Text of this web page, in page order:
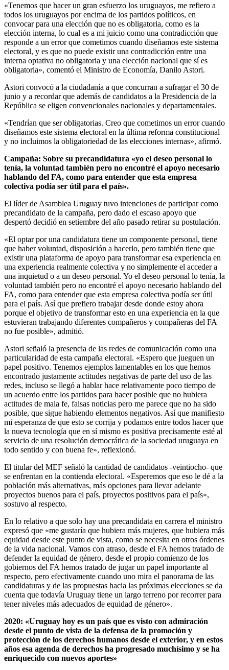
«Tenemos que hacer un gran esfuerzo los uruguayos, me refiero a
todos los uruguayos por encima de los partidos políticos, en
convocar para una elección que no es obligatoria, como es la
elección interna, lo cual es a mi juicio como una contradicción que
responde a un error que cometimos cuando diseñamos este sistema
electoral, y es que no puede existir una contradicción entre una
interna optativa no obligatoria y una elección nacional que sí es
obligatoria», comentó el Ministro de Economía, Danilo Astori.
Astori convocó a la ciudadanía a que concurran a sufragar el 30 de
junio y a recordar que además de candidatos a la Presidencia de la
República se eligen convencionales nacionales y departamentales.
«Tendrían que ser obligatorias. Creo que cometimos un error cuando
diseñamos este sistema electoral en la última reforma constitucional
y no incluimos la obligatoriedad de las elecciones internas», afirmó.
Campaña: Sobre su precandidatura «yo el deseo personal lo
tenía, la voluntad también pero no encontré el apoyo necesario
hablando del FA, como para entender que esta empresa
colectiva podía ser útil para el país».
El líder de Asamblea Uruguay tuvo intenciones de participar como
precandidato de la campaña, pero dado el escaso apoyo que
despertó decidió en setiembre del año pasado retirar su postulación.
«El optar por una candidatura tiene un componente personal, tiene
que haber voluntad, disposición a hacerlo, pero también tiene que
existir una plataforma de apoyo para transformar esa experiencia en
una experiencia realmente colectiva y no simplemente el acceder a
una inquietud o a un deseo personal. Yo el deseo personal lo tenía, la
voluntad también pero no encontré el apoyo necesario hablando del
FA, como para entender que esta empresa colectiva podía ser útil
para el país. Así que prefiero trabajar desde donde estoy ahora
porque el objetivo de transformar esto en una experiencia en la que
estuvieran trabajando diferentes compañeros y compañeras del FA
no fue posible», admitió.
Astori señaló la presencia de las redes de comunicación como una
particularidad de esta campaña electoral. «Espero que jueguen un
papel positivo. Tenemos ejemplos lamentables en los que hemos
encontrado justamente actitudes negativas de parte del uso de las
redes, incluso se llegó a hablar hace relativamente poco tiempo de
un acuerdo entre los partidos para hacer posible que no hubiera
actitudes de mala fe, falsas noticias pero me parece que no ha sido
posible, que sigue habiendo elementos negativos. Así que manifiesto
mi esperanza de que esto se corrija y podamos entre todos hacer que
la nueva tecnología que en sí mismo es positiva precisamente esté al
servicio de una resolución democrática de la sociedad uruguaya en
todo sentido y con buena fe», reflexionó.
El titular del MEF señaló la cantidad de candidatos -veintiocho- que
se enfrentan en la contienda electoral. «Esperemos que eso le dé a la
población más alternativas, más opciones para llevar adelante
proyectos buenos para el país, proyectos positivos para el país»,
sostuvo al respecto.
En lo relativo a que solo hay una precandidata en carrera el ministro
expresó que «me gustaría que hubiera más mujeres, que hubiera más
equidad desde este punto de vista, como se necesita en otros órdenes
de la vida nacional. Vamos con atraso, desde el FA hemos tratado de
defender la equidad de género, desde el propio comienzo de los
gobiernos del FA hemos tratado de jugar un papel importante al
respecto, pero efectivamente cuando uno mira el panorama de las
candidaturas y de las propuestas hacia las próximas elecciones se da
cuenta que todavía Uruguay tiene un largo terreno por recorrer para
tener niveles más adecuados de equidad de género».
2020: «Uruguay hoy es un país que es visto con admiración
desde el punto de vista de la defensa de la promoción y
protección de los derechos humanos desde el exterior, y en estos
años esa agenda de derechos ha progresado muchísimo y se ha
enriquecido con nuevos aportes»